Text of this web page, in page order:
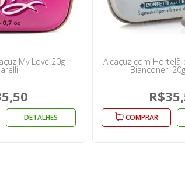
My Love 20g
DETALHES
Alcaçuz com Hortelã
Bianconeri
COMPRAR